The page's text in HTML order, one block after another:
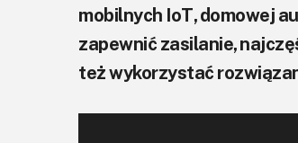
mobilnych IoT, domowej
zapewnić zasilanie,
też wykorzystać